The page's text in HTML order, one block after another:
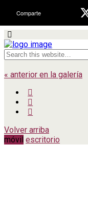
« anterior en la galería
Volver arriba
móvil escritorio
Comparte